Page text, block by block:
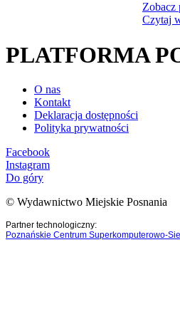
Zobacz
Czytaj
PLATFORMA
O nas
Kontakt
Deklaracja dostępności
Polityka prywatności
Facebook
Instagram
Do góry
© Wydawnictwo Miejskie Posnania
Partner technologiczny:
Poznańskie Centrum Superkomputerowo-